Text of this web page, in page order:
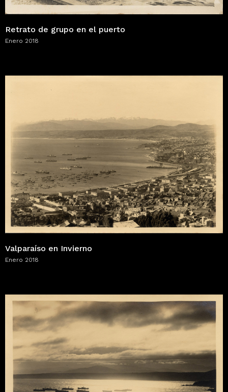
Retrato de grupo en el puerto
Enero 2018
Valparaíso en Invierno
Enero 2018